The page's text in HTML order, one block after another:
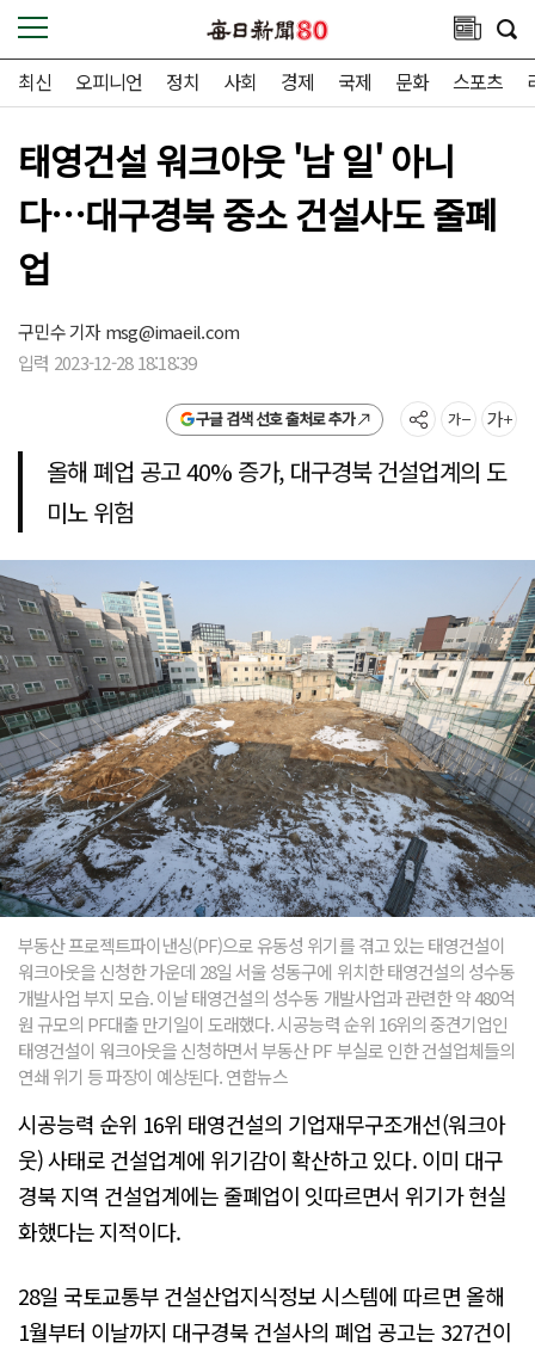
최신 오피니언 정치 사회 경제 국제 문화 스포츠
태영건설 워크아웃 '남 일' 아니
다…대구경북 중소 건설사도 줄폐
업
구민수 기자msg@imaeil.com
입력 2023-12-28 18:18:39
구글 검색 선호 출처로 추가
올해 폐업 공고 40% 증가, 대구경북 건설업계의 도
미노 위험
부동산 프로젝트파이낸싱(PF)으로 유동성 위기를 겪고 있는 태영건설이
워크아웃을 신청한 가운데 28일 서울 성동구에 위치한 태영건설의 성수동
개발사업 부지 모습. 이날 태영건설의 성수동 개발사업과 관련한 약 480억
원 규모의 PF대출 만기일이 도래했다. 시공능력 순위 16위의 중견기업인
태영건설이 워크아웃을 신청하면서 부동산 PF 부실로 인한 건설업체들의
연쇄 위기 등 파장이 예상된다. 연합뉴스
시공능력 순위 16위 태영건설의 기업재무구조개선(워크아
웃) 사태로 건설업계에 위기감이 확산하고 있다. 이미 대구
경북 지역 건설업계에는 줄폐업이 잇따르면서 위기가 현실
화했다는 지적이다.
28일 국토교통부 건설산업지식정보 시스템에 따르면 올해
1월부터 이날까지 대구경북 건설사의 폐업 공고는 327건이